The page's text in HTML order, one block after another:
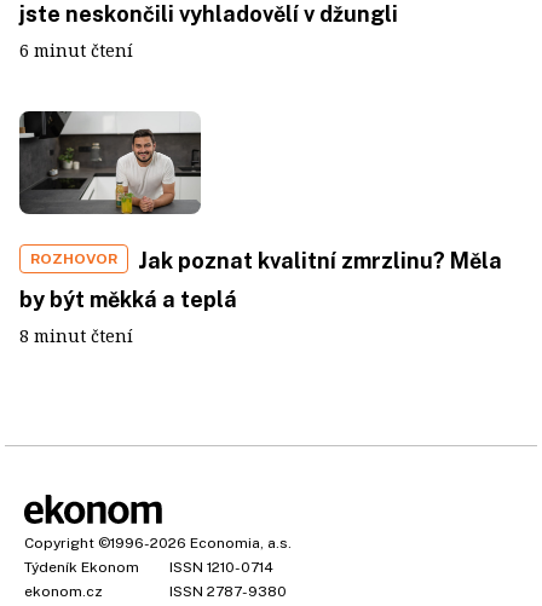
jste neskončili vyhladovělí v džungli
6 minut čtení
ROZHOVOR
Jak poznat kvalitní zmrzlinu? Měla
by být měkká a teplá
8 minut čtení
Copyright ©1996-2026 Economia, a.s.
Týdeník Ekonom
ISSN 1210-0714
ekonom.cz
ISSN 2787-9380